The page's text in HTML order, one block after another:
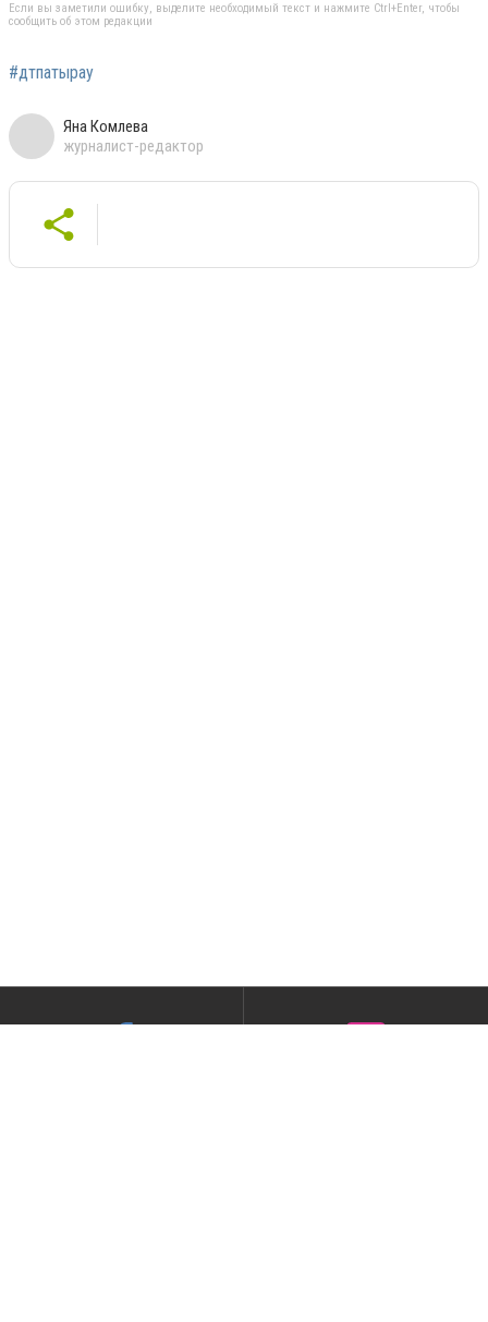
Если вы заметили ошибку, выделите необходимый текст и нажмите Ctrl+Enter, чтобы
сообщить об этом редакции
#дтпатырау
Яна Комлева
журналист-редактор